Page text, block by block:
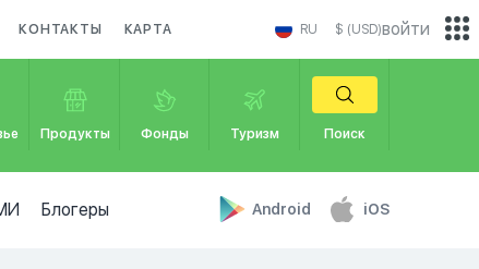
КОНТАКТЫ КАРТА RU $ (USD)
Продукты Фонды Туризм Поиск
Блогеры Android iOS
войти